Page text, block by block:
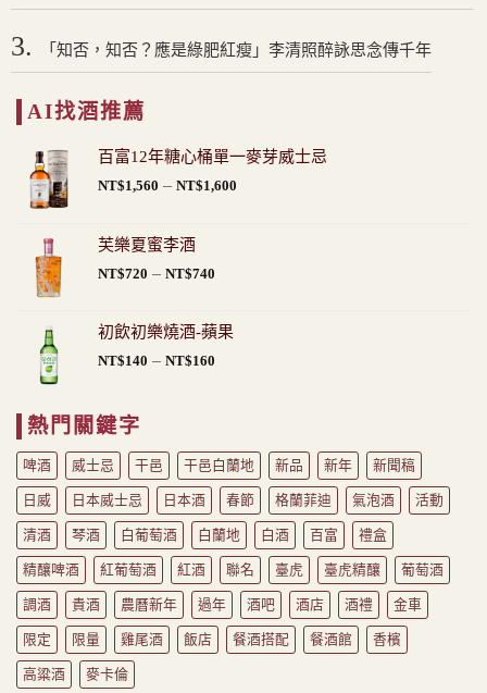
3. 「知否，知否？應是綠肥紅瘦」李清照醉詠思念傳千年
AI找酒推薦
百富12年糖心桶單一麥芽威士忌
NT$1,560 – NT$1,600
芙樂夏蜜李酒
NT$720 – NT$740
圍：
初飲初樂燒酒-蘋果
NT$140 – NT$160
NT$140
到
NT$160
熱門關鍵字
啤酒 威士忌 干邑 干邑白蘭地 新品 新年 新聞稿
日威 日本威士忌 日本酒 春節 格蘭菲迪 氣泡酒 活動
清酒 琴酒 白葡萄酒 白蘭地 白酒 百富 禮盒
精釀啤酒 紅葡萄酒 紅酒 聯名 臺虎 臺虎精釀 葡萄酒
調酒 貴酒 農曆新年 過年 酒吧 酒店 酒禮 金車
限定 限量 雞尾酒 飯店 餐酒搭配 餐酒館 香檳
高粱酒 麥卡倫